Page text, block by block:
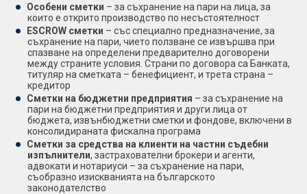
Особени сметки – за съхранение на пари на лица, за
които е открито производство по несъстоятелност
ESCROW сметки – със специално предназначение, за
съхранение на пари, чието ползване се извършва при
спазване на определени предварително договорени
между страните условия. Страни по договора са Банката,
титуляр на сметката – бенефициент, и трета страна –
кредитор
Сметки на бюджетни предприятия – за съхранение на
пари на бюджетни предприятия и други лица от
бюджета, извънбюджетни сметки и фондове, включени в
консолидираната фискална програма
Сметки за средства на клиенти на частни съдебни
изпълнители, застрахователни брокери и агенти,
адвокати и нотариуси – за съхранение на пари,
съобразно изискванията на българското
законодателство